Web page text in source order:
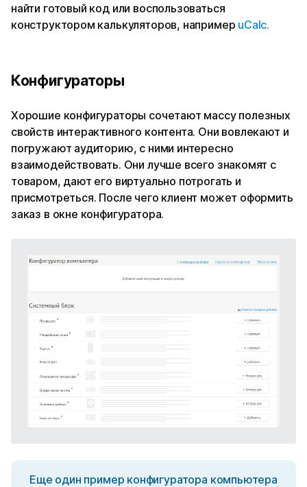
найти готовый код или воспользоваться
конструктором калькуляторов, например uCalc.
Конфигураторы
Хорошие конфигураторы сочетают массу полезных
свойств интерактивного контента. Они вовлекают и
погружают аудиторию, с ними интересно
взаимодействовать. Они лучше всего знакомят с
товаром, дают его виртуально потрогать и
присмотреться. После чего клиент может оформить
заказ в окне конфигуратора.
Еще один пример конфигуратора компьютера